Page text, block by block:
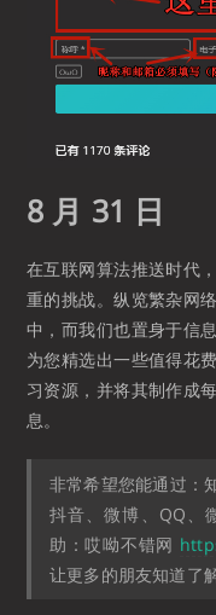
8 月 31 日
在互联网算法推送时代
重的挑战。纵览繁杂网
中，而我们也置身于信
为您精选出一些值得花
习资源，并将其制作成
息。
非常希望您能通过：
抖音、微博、QQ、
助：哎呦不错网
让更多的朋友知道了